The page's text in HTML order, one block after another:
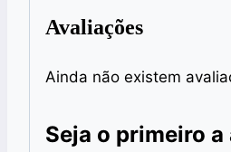
Avaliações
Ainda não existem
Seja o primeiro